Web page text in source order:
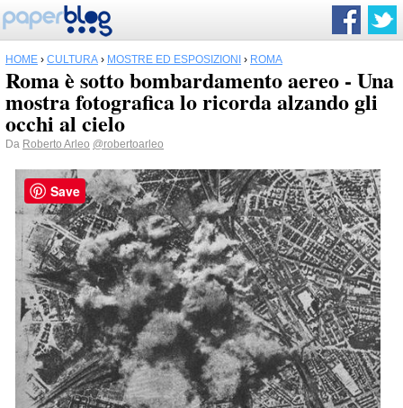
HOME › CULTURA › MOSTRE ED ESPOSIZIONI › ROMA
Roma è sotto bombardamento aereo - Una
mostra fotografica lo ricorda alzando gli
occhi al cielo
Da Roberto Arleo @robertoarleo
Save